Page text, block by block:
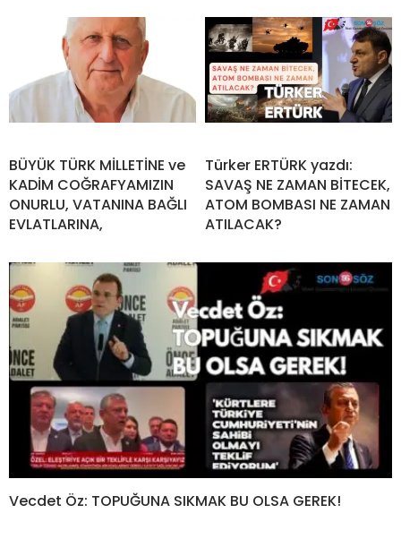
BÜYÜK TÜRK MİLLETİNE ve
KADİM COĞRAFYAMIZIN
ONURLU, VATANINA BAĞLI
EVLATLARINA,
Türker ERTÜRK yazdı:
SAVAŞ NE ZAMAN BİTECEK,
ATOM BOMBASI NE ZAMAN
ATILACAK?
Vecdet Öz: TOPUĞUNA SIKMAK BU OLSA GEREK!